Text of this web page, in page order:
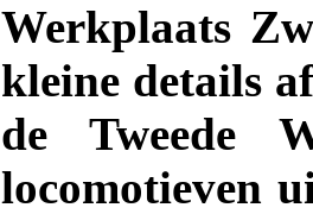
Werkplaats
kleine details
de Tweede
locomotieven